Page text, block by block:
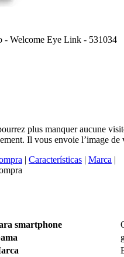
- Welcome Eye Link - 531034
plus manquer aucune
Il vous envoie l’image
| Características | Marca |
smartphone